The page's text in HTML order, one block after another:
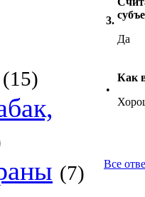
(15)
(7)
3.
Да
•
Как
Все